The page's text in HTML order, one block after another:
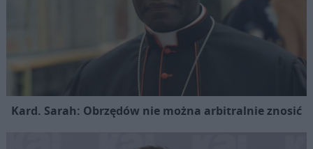
Kard. Sarah: Obrzędów nie można arbitralnie znosić